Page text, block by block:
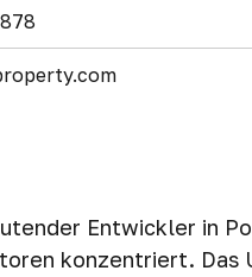
Entwickler in
konzentriert.